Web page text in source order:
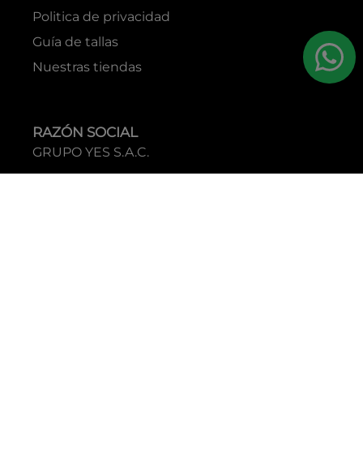
Politica de privacidad
Guía de tallas
Nuestras tiendas
RAZÓN SOCIAL
GRUPO YES S.A.C.